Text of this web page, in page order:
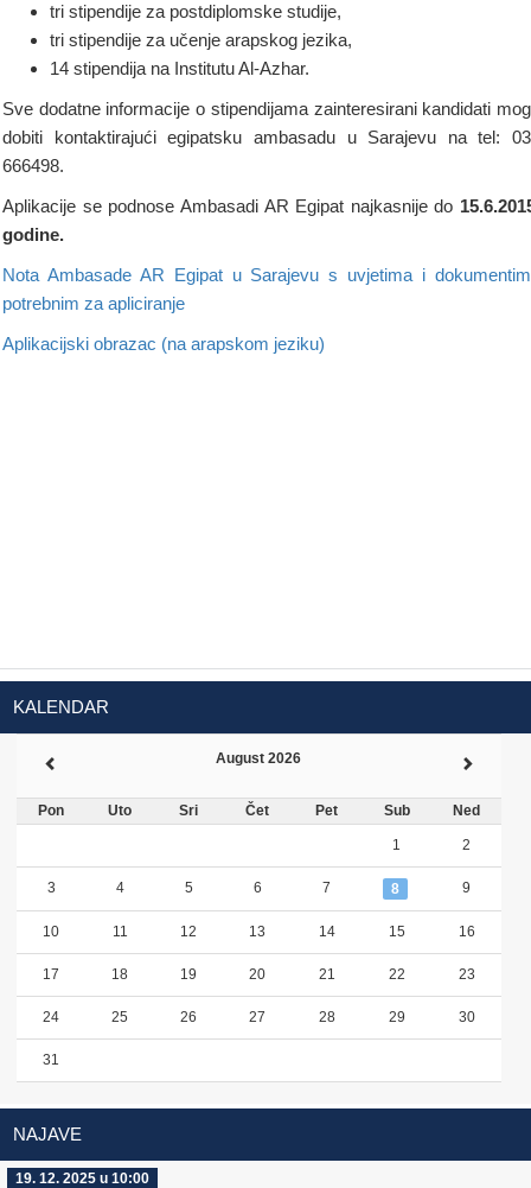
tri stipendije za postdiplomske studije,
tri stipendije za učenje arapskog jezika,
14 stipendija na Institutu Al-Azhar.
Sve dodatne informacije o stipendijama zainteresirani kandidati
dobiti kontaktirajući egipatsku ambasadu u Sarajevu na tel:
666498.
Aplikacije se podnose Ambasadi AR Egipat najkasnije do
godine.
Nota Ambasade AR Egipat u Sarajevu s uvjetima i
potrebnim za apliciranje
Aplikacijski obrazac (na arapskom jeziku)
KALENDAR
August 2026
Pon Uto Sri Čet Pet Sub Ned
1 2
3 4 5 6 7 8 9
10 11 12 13 14 15 16
17 18 19 20 21 22 23
24 25 26 27 28 29 30
31
NAJAVE
19. 12. 2025 u 10:00